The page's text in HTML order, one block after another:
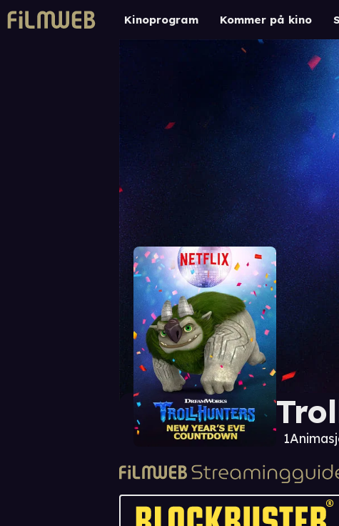
Kinoprogram Kommer på kino
1